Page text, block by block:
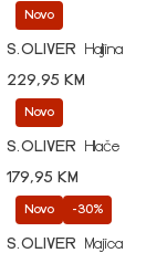
Novo
S.OLIVER
Haljina
229,95 KM
Novo
S.OLIVER
Hlače
179,95 KM
Novo -30%
S.OLIVER
Majica